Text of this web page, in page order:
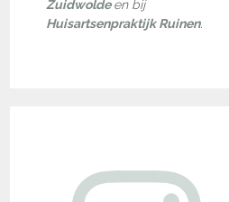
Zuidwolde en bij
Huisartsenpraktijk Ruinen.